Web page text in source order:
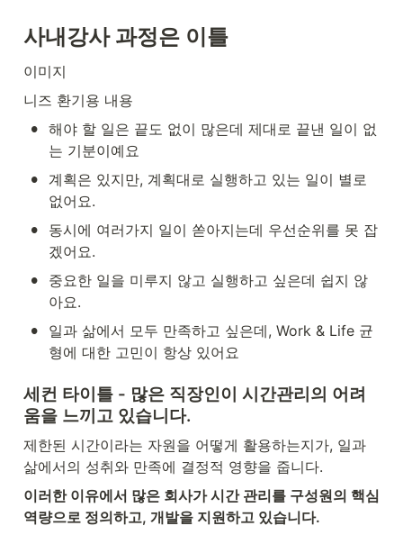
사내강사 과정은 이틀
이미지
니즈 환기용 내용
• 해야 할 일은 끝도 없이 많은데 제대로 끝낸 일이 없
는 기분이예요
•
계획은 있지만, 계획대로 실행하고 있는 일이 별로
없어요.
•
동시에 여러가지 일이 쏟아지는데 우선순위를 못 잡
겠어요.
•
중요한 일을 미루지 않고 실행하고 싶은데 쉽지 않
아요.
•
일과 삶에서 모두 만족하고 싶은데, Work & Life 균
형에 대한 고민이 항상 있어요
세컨 타이틀 - 많은 직장인이 시간관리의 어려
움을 느끼고 있습니다.
제한된 시간이라는 자원을 어떻게 활용하는지가, 일과
삶에서의 성취와 만족에 결정적 영향을 줍니다.
이러한 이유에서 많은 회사가 시간 관리를 구성원의 핵심
역량으로 정의하고, 개발을 지원하고 있습니다.